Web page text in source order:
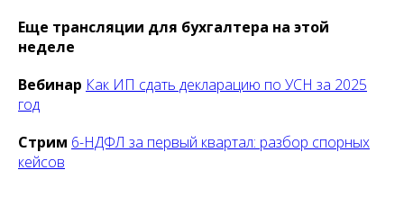
Еще трансляции для бухгалтера на этой
неделе
Вебинар Как ИП сдать декларацию по УСН за 2025
год
Стрим 6-НДФЛ за первый квартал: разбор спорных
кейсов